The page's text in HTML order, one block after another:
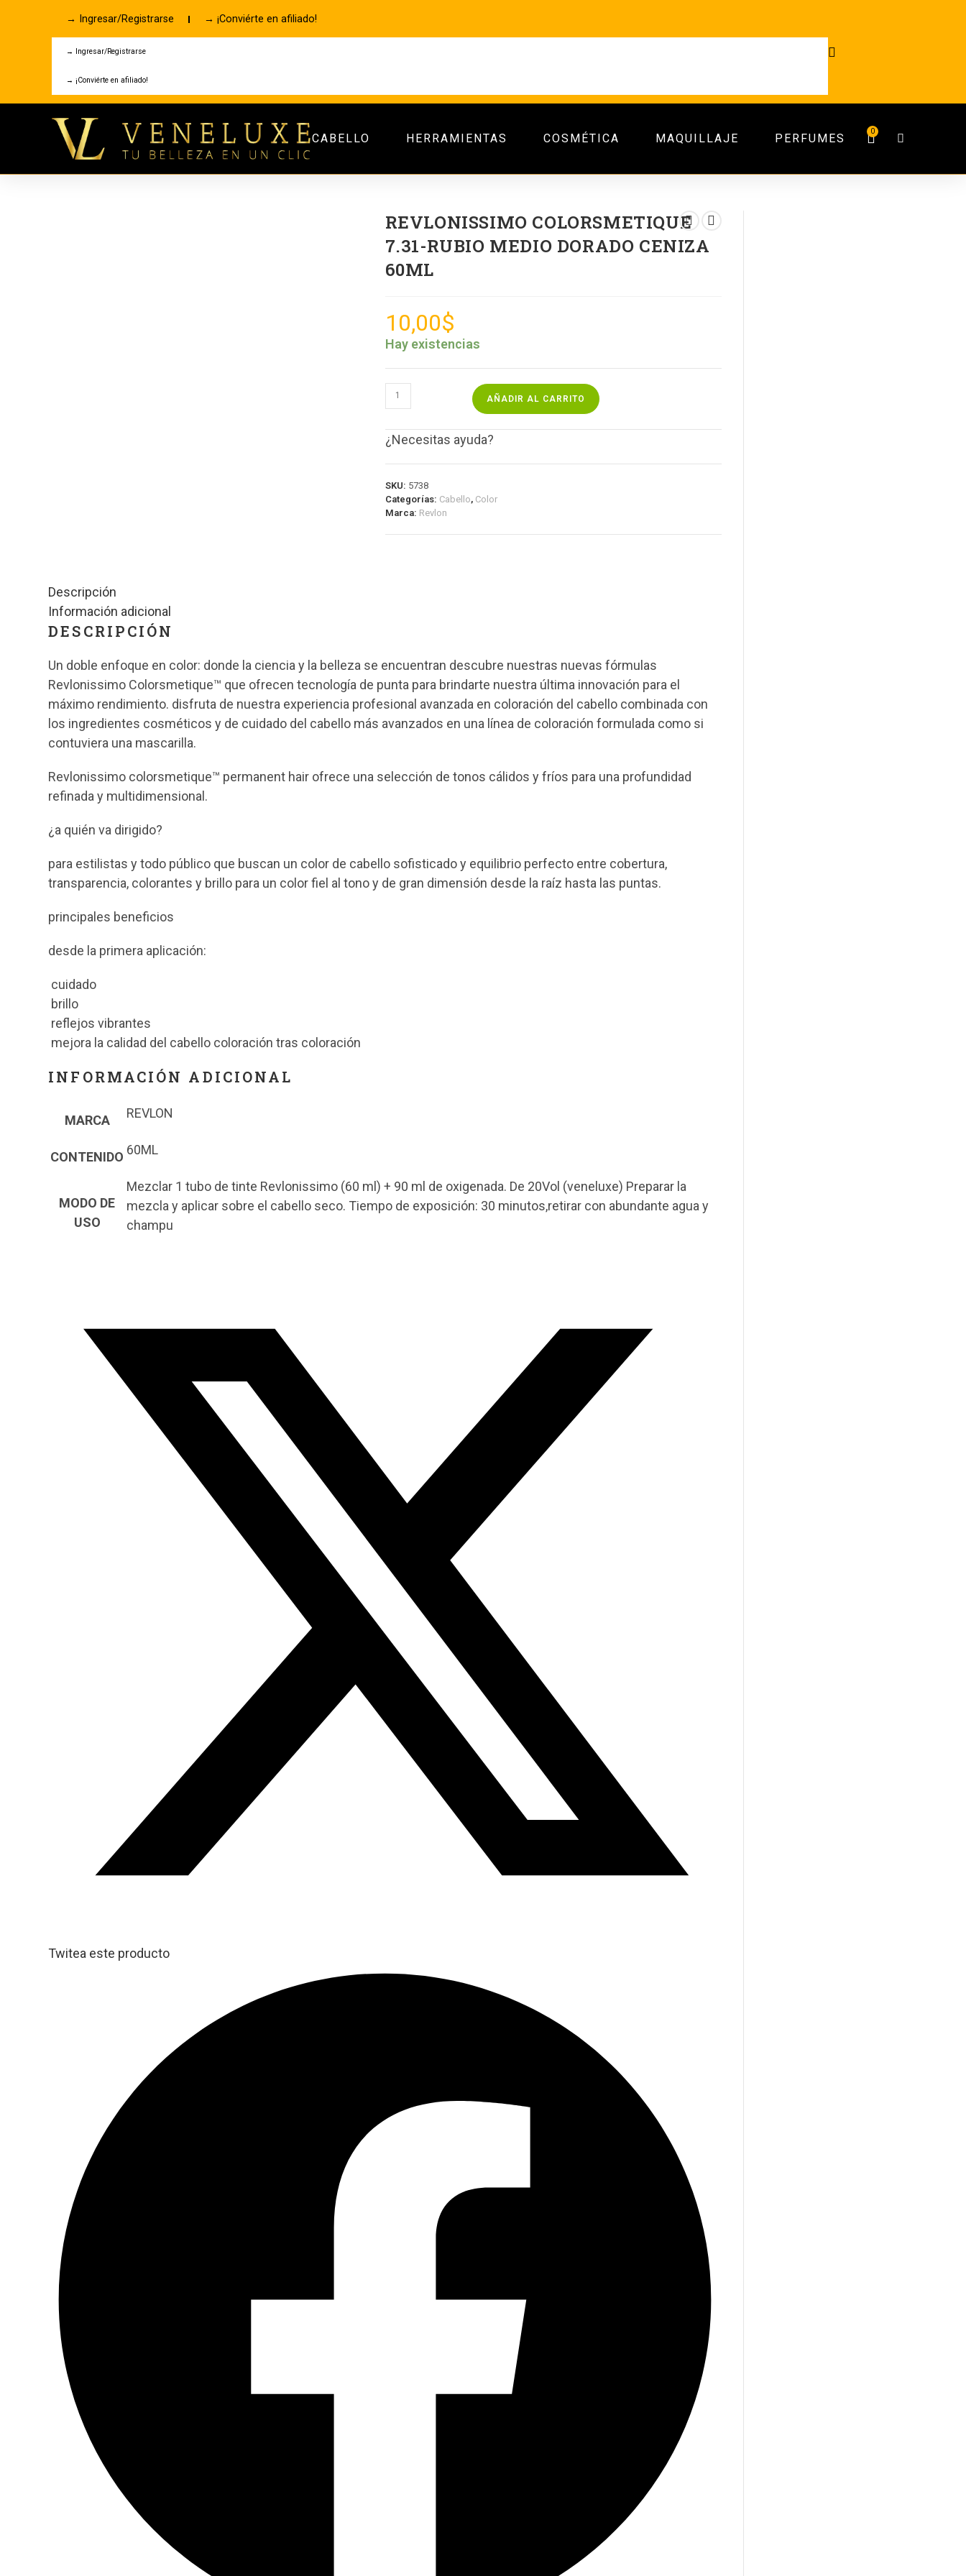
→ Ingresar/Registrarse → ¡Conviérte en afiliado!
→ Ingresar/Registrarse
→ ¡Conviérte en afiliado!
CABELLO HERRAMIENTAS COSMÉTICA MAQUILLAJE PERFUMES 0
REVLONISSIMO COLORSMETIQUE
7.31-RUBIO MEDIO DORADO CENIZA
60ML
10,00$
Hay existencias
AÑADIR AL CARRITO
¿Necesitas ayuda?
SKU: 5738
Categorías: Cabello, Color
Marca: Revlon
Descripción
Información adicional
DESCRIPCIÓN
Un doble enfoque en color: donde la ciencia y la belleza se encuentran descubre nuestras nuevas fórmulas
Revlonissimo Colorsmetique™ que ofrecen tecnología de punta para brindarte nuestra última innovación para el
máximo rendimiento. disfruta de nuestra experiencia profesional avanzada en coloración del cabello combinada con
los ingredientes cosméticos y de cuidado del cabello más avanzados en una línea de coloración formulada como si
contuviera una mascarilla.
Revlonissimo colorsmetique™ permanent hair ofrece una selección de tonos cálidos y fríos para una profundidad
refinada y multidimensional.
¿a quién va dirigido?
para estilistas y todo público que buscan un color de cabello sofisticado y equilibrio perfecto entre cobertura,
transparencia, colorantes y brillo para un color fiel al tono y de gran dimensión desde la raíz hasta las puntas.
principales beneficios
desde la primera aplicación:
cuidado
brillo
reflejos vibrantes
mejora la calidad del cabello coloración tras coloración
INFORMACIÓN ADICIONAL
MARCA REVLON
CONTENIDO 60ML
MODO DE
USO
Mezclar 1 tubo de tinte Revlonissimo (60 ml) + 90 ml de oxigenada. De 20Vol (veneluxe) Preparar la
mezcla y aplicar sobre el cabello seco. Tiempo de exposición: 30 minutos,retirar con abundante agua y
champu
Twitea este producto